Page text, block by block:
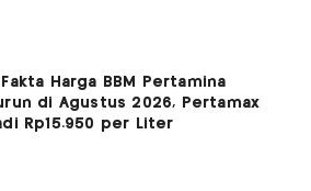
Harga BBM Pertamina
di Agustus 2026, Pertamax
Rp15.950 per Liter